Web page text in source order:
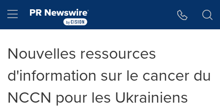
Hamburger menu
Nouvelles ressources
d'information sur le cancer du
NCCN pour les Ukrainiens